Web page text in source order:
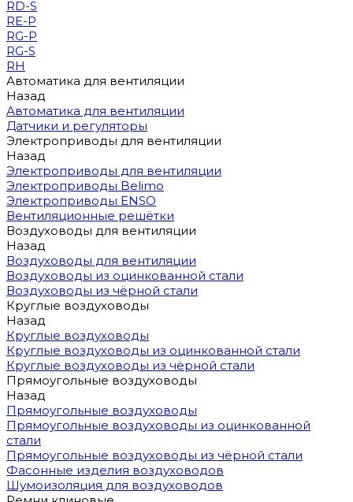
RD-S
RE-P
RG-P
RG-S
RH
Автоматика для вентиляции
Назад
Автоматика для вентиляции
Датчики и регуляторы
Электроприводы для вентиляции
Назад
Электроприводы для вентиляции
Электроприводы Belimo
Электроприводы ENSO
Вентиляционные решётки
Воздуховоды для вентиляции
Назад
Воздуховоды для вентиляции
Воздуховоды из оцинкованной стали
Воздуховоды из чёрной стали
Круглые воздуховоды
Назад
Круглые воздуховоды
Круглые воздуховоды из оцинкованной стали
Круглые воздуховоды из чёрной стали
Прямоугольные воздуховоды
Назад
Прямоугольные воздуховоды
Прямоугольные воздуховоды из оцинкованной
стали
Прямоугольные воздуховоды из чёрной стали
Фасонные изделия воздуховодов
Шумоизоляция для воздуховодов